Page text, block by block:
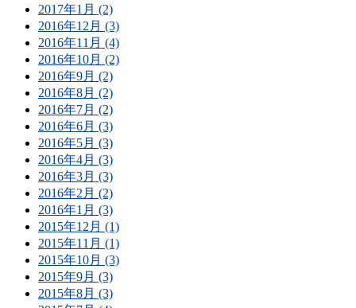
2017年1月 (2)
2016年12月 (3)
2016年11月 (4)
2016年10月 (2)
2016年9月 (2)
2016年8月 (2)
2016年7月 (2)
2016年6月 (3)
2016年5月 (3)
2016年4月 (3)
2016年3月 (3)
2016年2月 (2)
2016年1月 (3)
2015年12月 (1)
2015年11月 (1)
2015年10月 (3)
2015年9月 (3)
2015年8月 (3)